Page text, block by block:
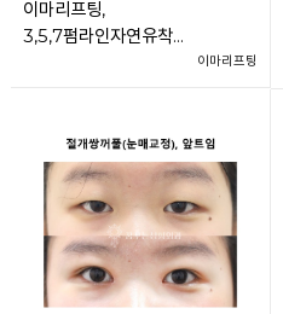
이마리프팅,
3,5,7펌라인자연유착
이마리프팅